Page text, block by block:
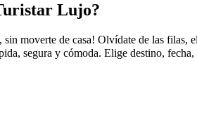
Lujo?
moverte de casa! Olvídate de las
segura y cómoda. Elige destino,